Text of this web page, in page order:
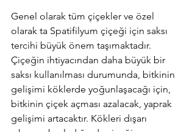
Genel olarak tüm çiçekler ve özel
olarak ta Spatifilyum çiçeği için saksı
tercihi büyük önem taşımaktadır.
Çiçeğin ihtiyacından daha büyük bir
saksı kullanılması durumunda, bitkinin
gelişimi köklerde yoğunlaşacağı için,
bitkinin çiçek açması azalacak, yaprak
gelişimi artacaktır. Kökleri dışarı